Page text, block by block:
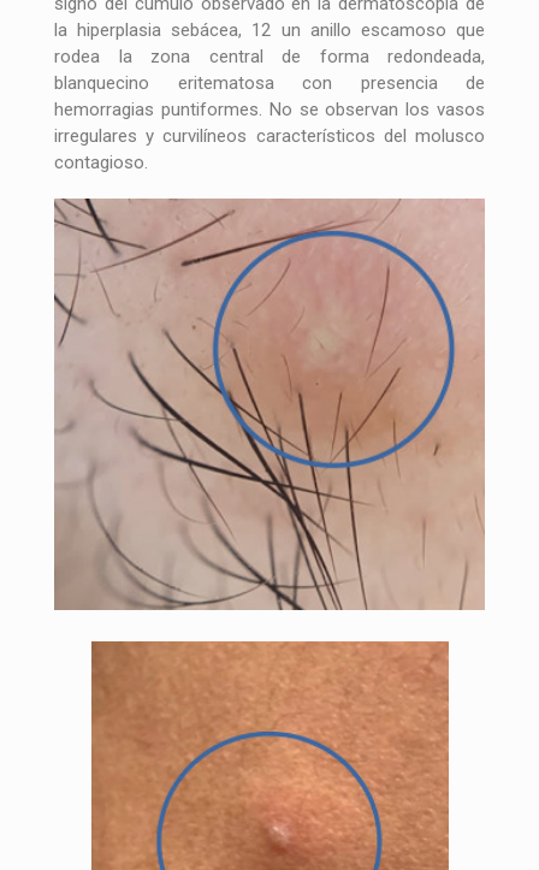
la hiperplasia sebácea, 12 un anillo escamoso que
rodea la zona central de forma redondeada,
blanquecino eritematosa con presencia de
hemorragias puntiformes. No se observan los vasos
irregulares y curvilíneos característicos del molusco
contagioso.